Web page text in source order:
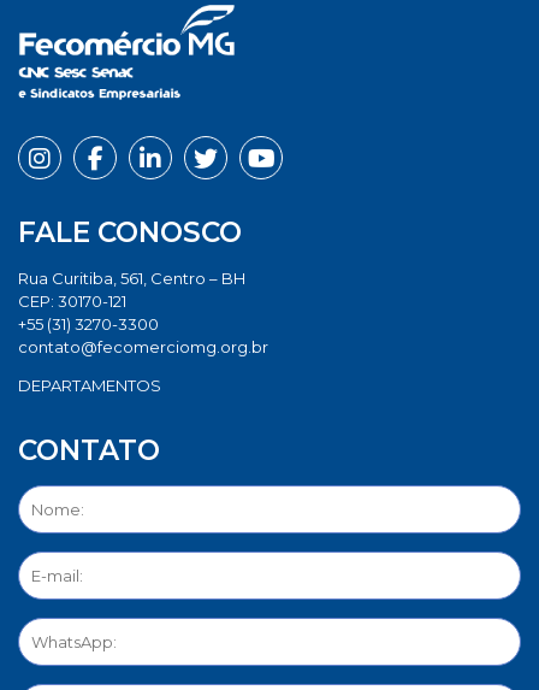
FALE CONOSCO
Rua Curitiba, 561, Centro – BH
CEP: 30170-121
+55 (31) 3270-3300
contato@fecomerciomg.org.br
DEPARTAMENTOS
CONTATO